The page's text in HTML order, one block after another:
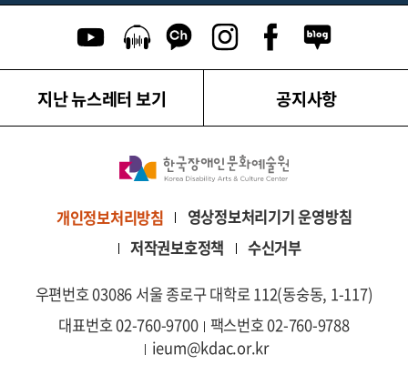
지난 뉴스레터 보기
카카오톡 채널 이동
유튜브 이동팟캐스트 이동 네이버블로
페이스북 이동
인스타그램 이동
공지사항
개인정보처리방침
영상정보처리기기 운영방침
저작권보호정책
수신거부
우편번호 03086 서울 종로구 대학로 112(동숭동, 1-117)
대표번호 02-760-9700 팩스번호 02-760-9788
ieum@kdac.or.kr